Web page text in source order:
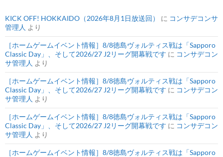
KICK OFF! HOKKAIDO（2026年8月1日放送回） に コンサデコンサ
管理人 より
［ホームゲームイベント情報］8/8徳島ヴォルティス戦は「Sapporo
Classic Day」、そして2026/27 J2リーグ開幕戦です に コンサデコン
サ管理人 より
［ホームゲームイベント情報］8/8徳島ヴォルティス戦は「Sapporo
Classic Day」、そして2026/27 J2リーグ開幕戦です に コンサデコン
サ管理人 より
［ホームゲームイベント情報］8/8徳島ヴォルティス戦は「Sapporo
Classic Day」、そして2026/27 J2リーグ開幕戦です に コンサデコン
サ管理人 より
［ホームゲームイベント情報］8/8徳島ヴォルティス戦は「Sapporo